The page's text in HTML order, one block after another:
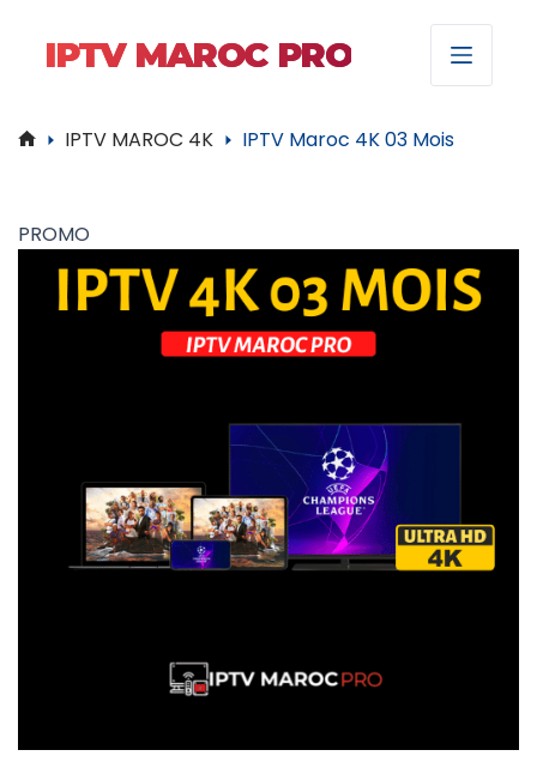
IPTV MAROC PRO
IPTV MAROC 4K IPTV Maroc 4K 03 Mois
PROMO